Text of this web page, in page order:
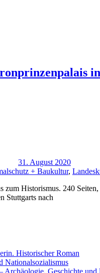
31. August 2020
+ Baukultur,
zum Historismus. 240
Stuttgarts nach
Historischer Roman
Nationalsozialismus
Geschichte und